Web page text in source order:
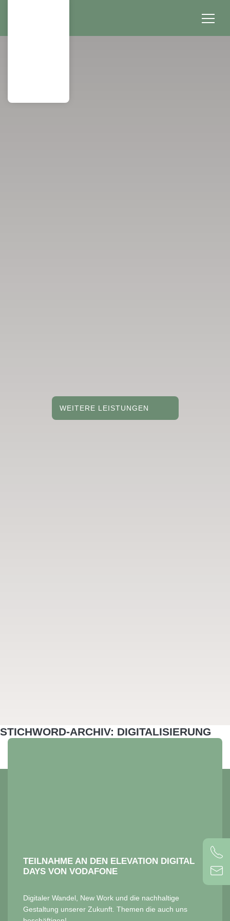
STICHWORD-ARCHIV: DIGITALISIERUNG
TEILNAHME AN DEN ELEVATION DIGITAL
DAYS VON VODAFONE
Digitaler Wandel, New Work und die nachhaltige
Gestaltung unserer Zukunft. Themen die auch uns